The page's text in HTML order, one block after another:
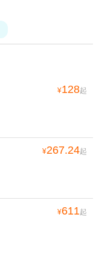
¥128起
¥267.24起